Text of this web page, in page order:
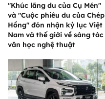
"Khúc lãng du của Cụ Mén"
và "Cuộc phiêu du của Chép
Hồng" đón nhận kỷ lục Việt
Nam và thế giới về sáng tác
văn học nghệ thuật